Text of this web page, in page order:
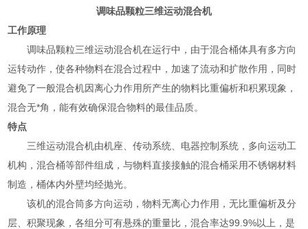
调味品颗粒三维运动混合机
工作原理
调味品颗粒三维运动混合机在运行中，由于混合桶体具有多方向
运转动作，使各种物料在混合过程中，加速了流动和扩散作用，同时
避免了一般混合机因离心力作用所产生的物料比重偏析和积累现象，
混合无*角，能有效确保混合物料的最佳品质。
特点
三维运动混合机由机座、传动系统、电器控制系统，多向运动工
机构，混合桶等部件组成，与物料直接接触的混合桶采用不锈钢材料
制造，桶体内外壁均经抛光。
该机的混合筒多方向运动，物料无离心力作用，无比重偏析及分
层、积聚现象，各组分可有悬殊的重量比，混合率达99.9%以上，是